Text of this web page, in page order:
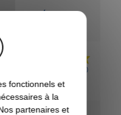
Basé sur 5 avis
de commande : 03/11/2023)
fonctionnels et
à la
partenaires et